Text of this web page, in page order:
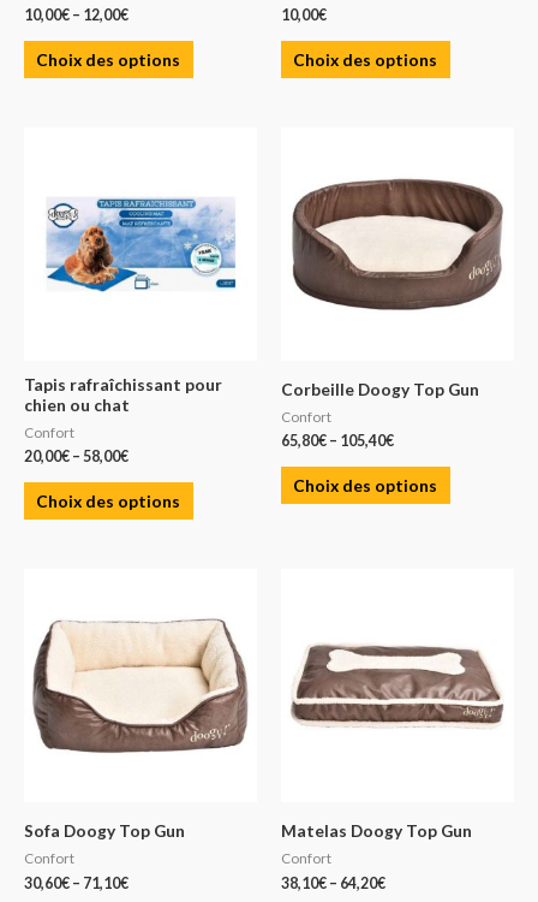
10,00€ – 12,00€
Choix des options
10,00€
Choix des options
Tapis rafraîchissant pour
chien ou chat
Confort
20,00€ – 58,00€
Choix des options
Corbeille Doogy Top Gun
Confort
65,80€ – 105,40€
Choix des options
Sofa Doogy Top Gun
Confort
30,60€ – 71,10€
Matelas Doogy Top Gun
Confort
38,10€ – 64,20€